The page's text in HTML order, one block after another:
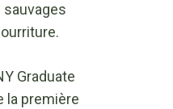
sauvages
Graduate
la première